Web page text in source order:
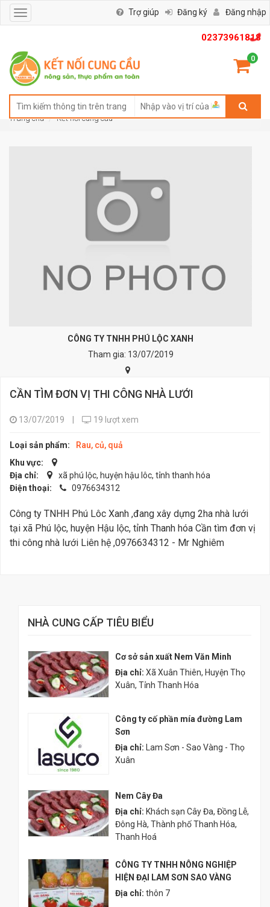
02373961818
0
Toggle
navigation
Trợ giúp Đăng ký Đăng nhập
Trang chủ Kết nối cung cầu
CÔNG TY TNHH PHÚ LỘC XANH
Tham gia: 13/07/2019
CẦN TÌM ĐƠN VỊ THI CÔNG NHÀ LƯỚI
13/07/2019 19 lượt xem
Loại sản phẩm:
Rau, củ, quả
Khu vực:
Địa chỉ:
xã phú lộc, huyện hậu lôc, tỉnh thanh hóa
Điện thoại:
0976634312
Công ty TNHH Phú Lôc Xanh ,đang xây dựng 2ha nhà lưới
tại xã Phú lộc, huyện Hậu lộc, tỉnh Thanh hóa Cần tìm đơn vị
thi công nhà lưới Liên hệ ,0976634312 - Mr Nghiêm
NHÀ CUNG CẤP TIÊU BIỂU
Cơ sở sản xuất Nem Văn Minh
Địa chỉ: Xã Xuân Thiên, Huyện Thọ
Xuân, Tỉnh Thanh Hóa
Công ty cố phần mía đường Lam
Sơn
Địa chỉ:
Lam Sơn - Sao Vàng - Thọ
Xuân
Nem Cây Đa
Địa chỉ: Khách sạn Cây Đa, Đồng Lễ,
Đông Hà, Thành phố Thanh Hóa,
Thanh Hoá
CÔNG TY TNHH NÔNG NGHIỆP
HIỆN ĐẠI LAM SƠN SAO VÀNG
Địa chỉ: thôn 7